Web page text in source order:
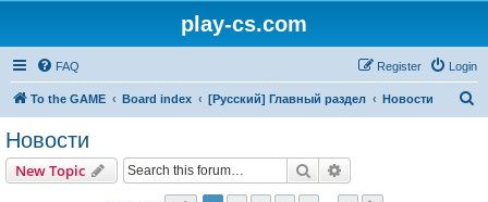
play-cs.com
FAQ Login
Register
To the GAME Board index [Русский] Главный раздел Новости
Новости
New Topic Search